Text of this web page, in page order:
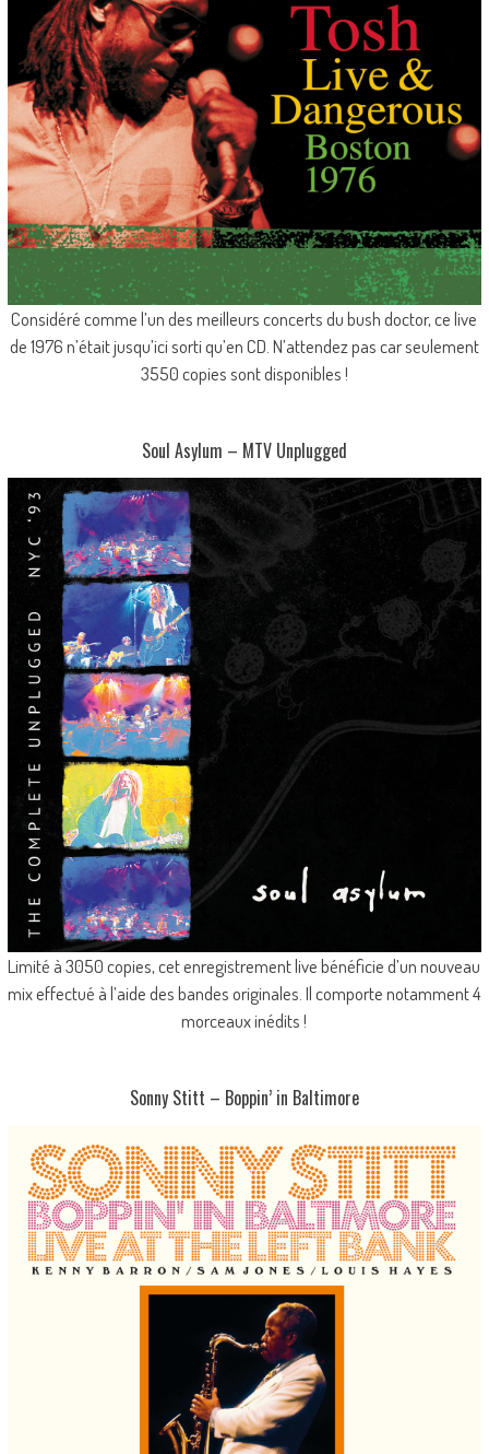
Considéré comme l’un des meilleurs concerts du bush doctor, ce live
de 1976 n’était jusqu’ici sorti qu’en CD. N’attendez pas car seulement
3550 copies sont disponibles !
Soul Asylum – MTV Unplugged
Limité à 3050 copies, cet enregistrement live bénéficie d’un nouveau
mix effectué à l’aide des bandes originales. Il comporte notamment 4
morceaux inédits !
Sonny Stitt – Boppin’ in Baltimore